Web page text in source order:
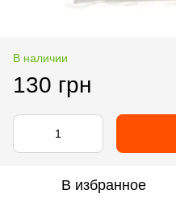
В наличии
130 грн
В избранное